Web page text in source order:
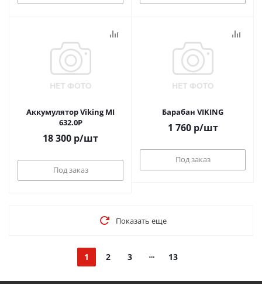
Аккумулятор Viking MI
632.0P
18 300 р/шт
Под заказ
Барабан VIKING
1 760р/шт
Под заказ
Показать еще
1 2 3 13